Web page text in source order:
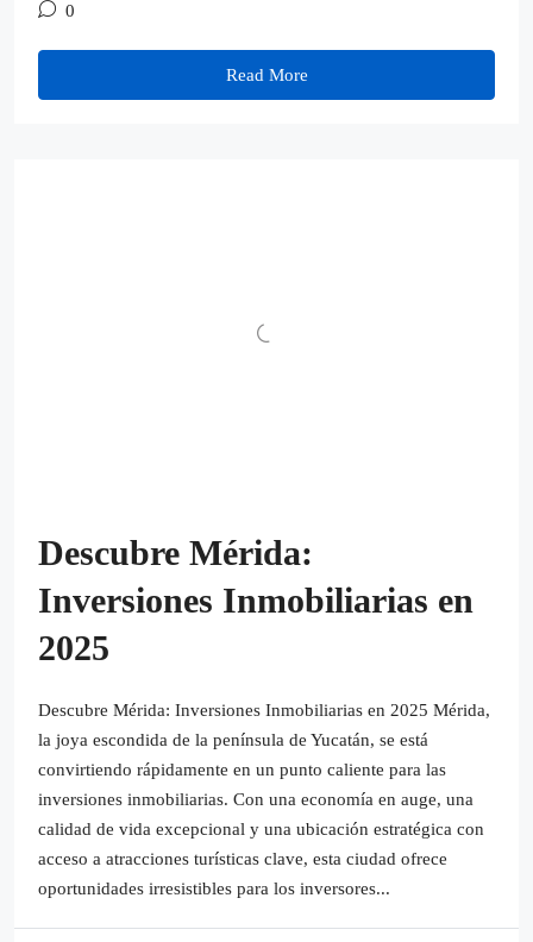
0
Read More
Descubre Mérida:
Inversiones Inmobiliarias en
2025
Descubre Mérida: Inversiones Inmobiliarias en 2025 Mérida,
la joya escondida de la península de Yucatán, se está
convirtiendo rápidamente en un punto caliente para las
inversiones inmobiliarias. Con una economía en auge, una
calidad de vida excepcional y una ubicación estratégica con
acceso a atracciones turísticas clave, esta ciudad ofrece
oportunidades irresistibles para los inversores...